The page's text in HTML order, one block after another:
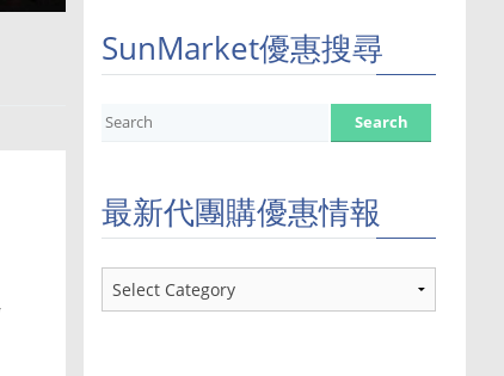
SunMarket優惠搜尋
最新代團購優惠情報
最
新